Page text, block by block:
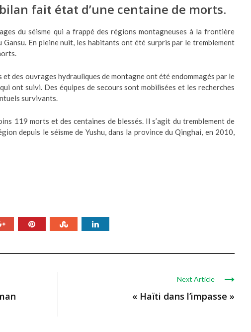
fait état d’une centaine de morts.
du séisme qui a frappé des régions montagneuses à la frontière
En pleine nuit, les habitants ont été surpris par le tremblement
et des ouvrages hydrauliques de montagne ont été endommagés par le
ont suivi. Des équipes de secours sont mobilisées et les recherches
survivants.
119 morts et des centaines de blessés. Il s’agit du tremblement de
depuis le séisme de Yushu, dans la province du Qinghai, en 2010,
Next Article
« Haïti dans l’impasse »